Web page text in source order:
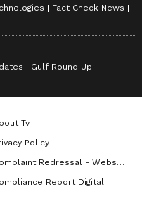
Fact Check News
Gulf Round Up
Tv
Policy
Redressal - Website
Report Digital